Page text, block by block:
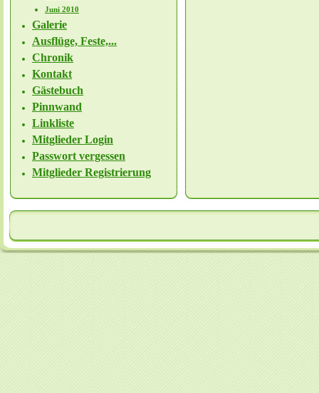
Juni 2010
Galerie
Ausflüge, Feste,...
Chronik
Kontakt
Gästebuch
Pinnwand
Linkliste
Mitglieder Login
Passwort vergessen
Mitglieder Registrierung